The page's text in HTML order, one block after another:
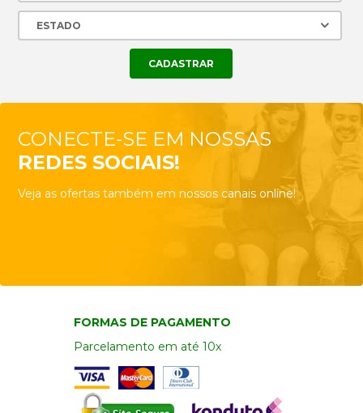
CONECTE-SE EM NOSSAS
REDES SOCIAIS!
Veja as ofertas também em nossos canais online!
FORMAS DE PAGAMENTO
Parcelamento em até 10x